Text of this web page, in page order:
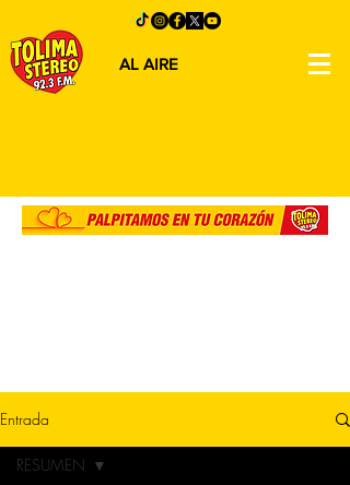
AL AIRE
Entrada
RESUMEN